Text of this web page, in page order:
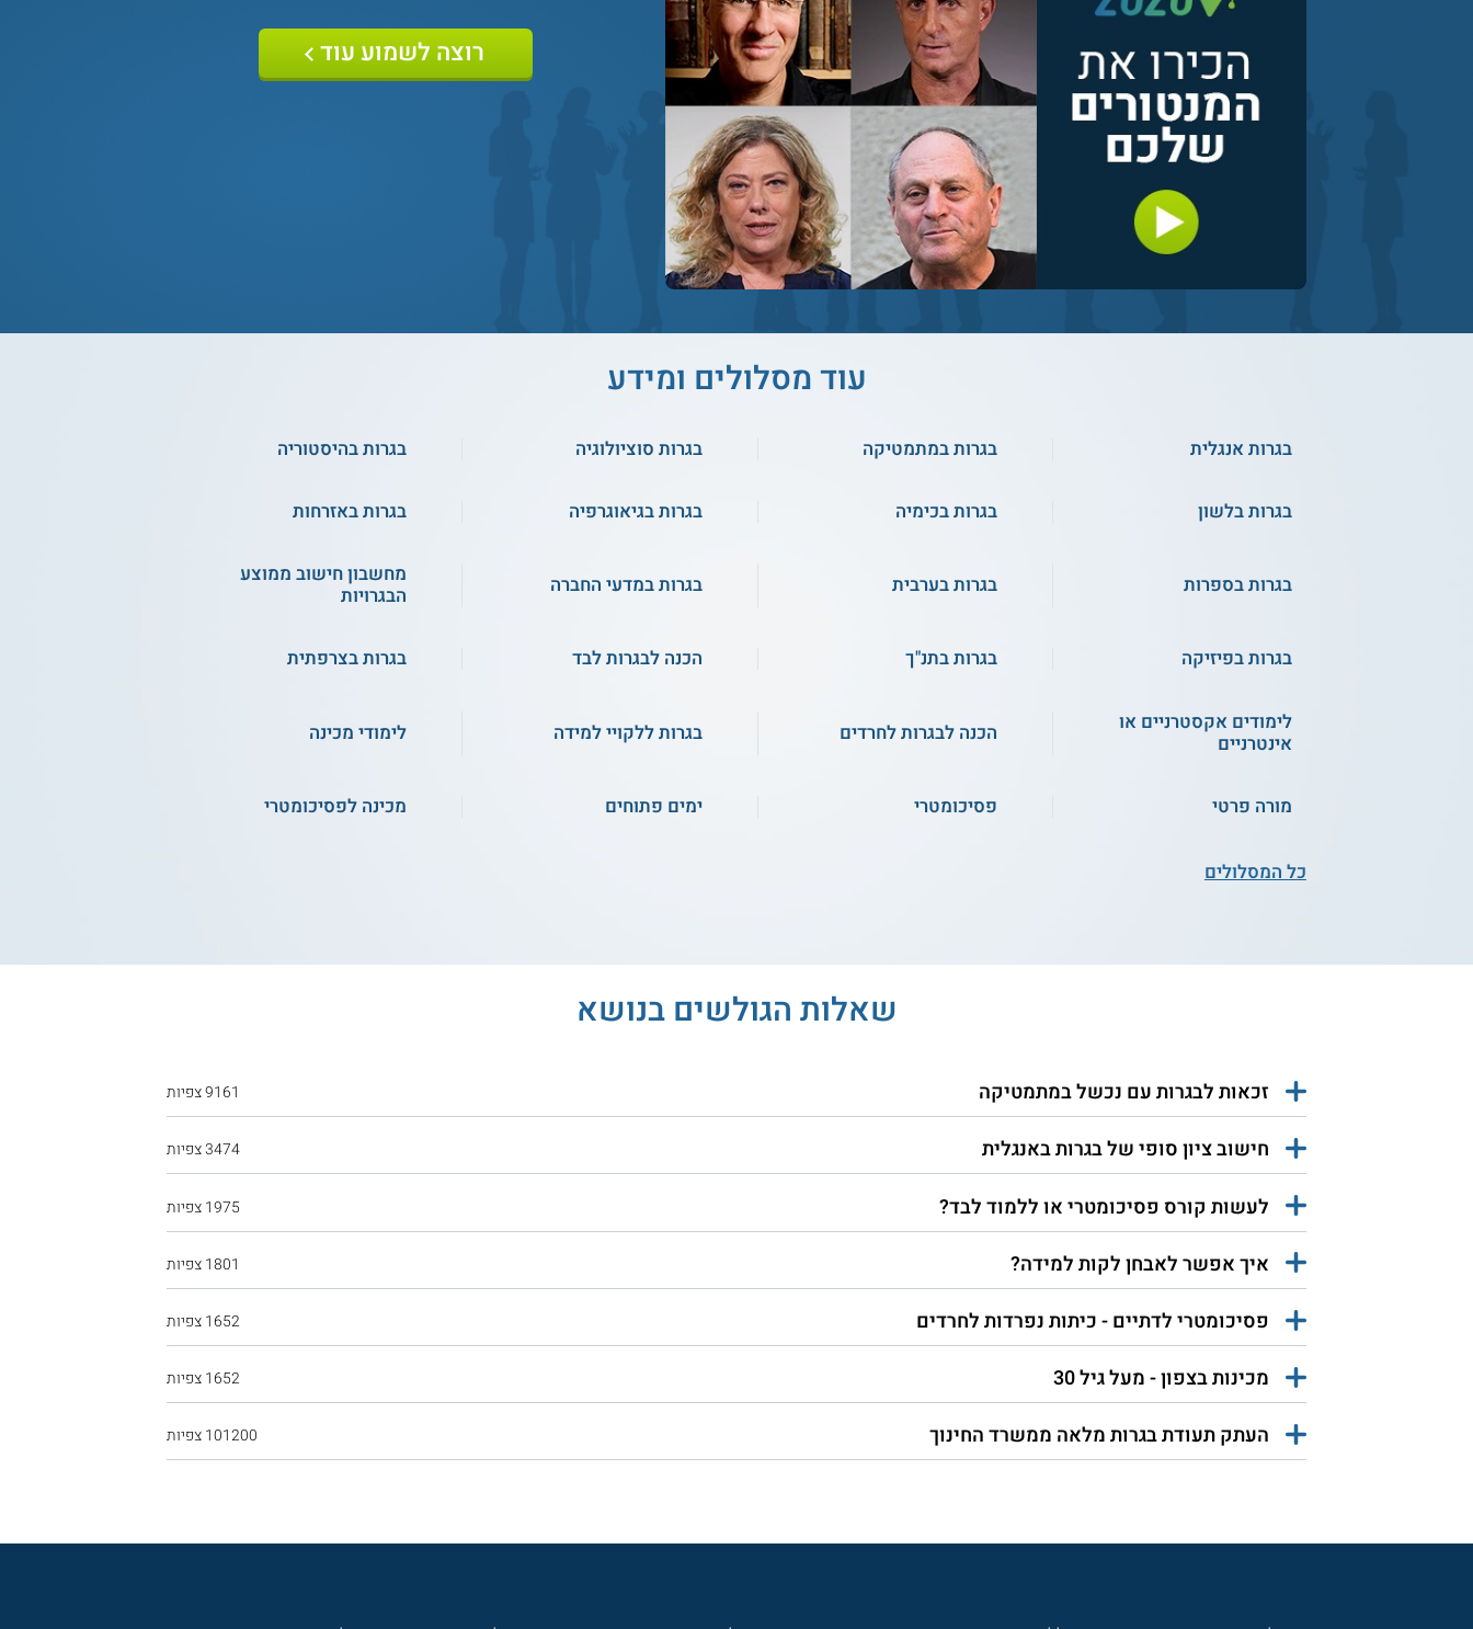
רוצה לשמוע עוד
עוד מסלולים ומידע
בגרות אנגלית בגרות במתמטיקה בגרות סוציולוגיה בגרות בהיסטוריה
בגרות בלשון בגרות בכימיה בגרות בגיאוגרפיה בגרות באזרחות
בגרות בספרות בגרות בערבית בגרות במדעי החברה
מחשבון חישוב ממוצע
הבגרויות
בגרות בפיזיקה בגרות בתנ"ך הכנה לבגרות לבד בגרות בצרפתית
לימודים אקסטרניים או
אינטרניים
הכנה לבגרות לחרדים בגרות ללקויי למידה לימודי מכינה
מורה פרטי פסיכומטרי ימים פתוחים מכינה לפסיכומטרי
כל המסלולים
שאלות הגולשים בנושא
זכאות לבגרות עם נכשל במתמטיקה 9161 צפיות
חישוב ציון סופי של בגרות באנגלית 3474 צפיות
לעשות קורס פסיכומטרי או ללמוד לבד? 1975 צפיות
איך אפשר לאבחן לקות למידה? 1801 צפיות
פסיכומטרי לדתיים - כיתות נפרדות לחרדים 1652 צפיות
מכינות בצפון - מעל גיל 30 1652 צפיות
העתק תעודת בגרות מלאה ממשרד החינוך 101200 צפיות